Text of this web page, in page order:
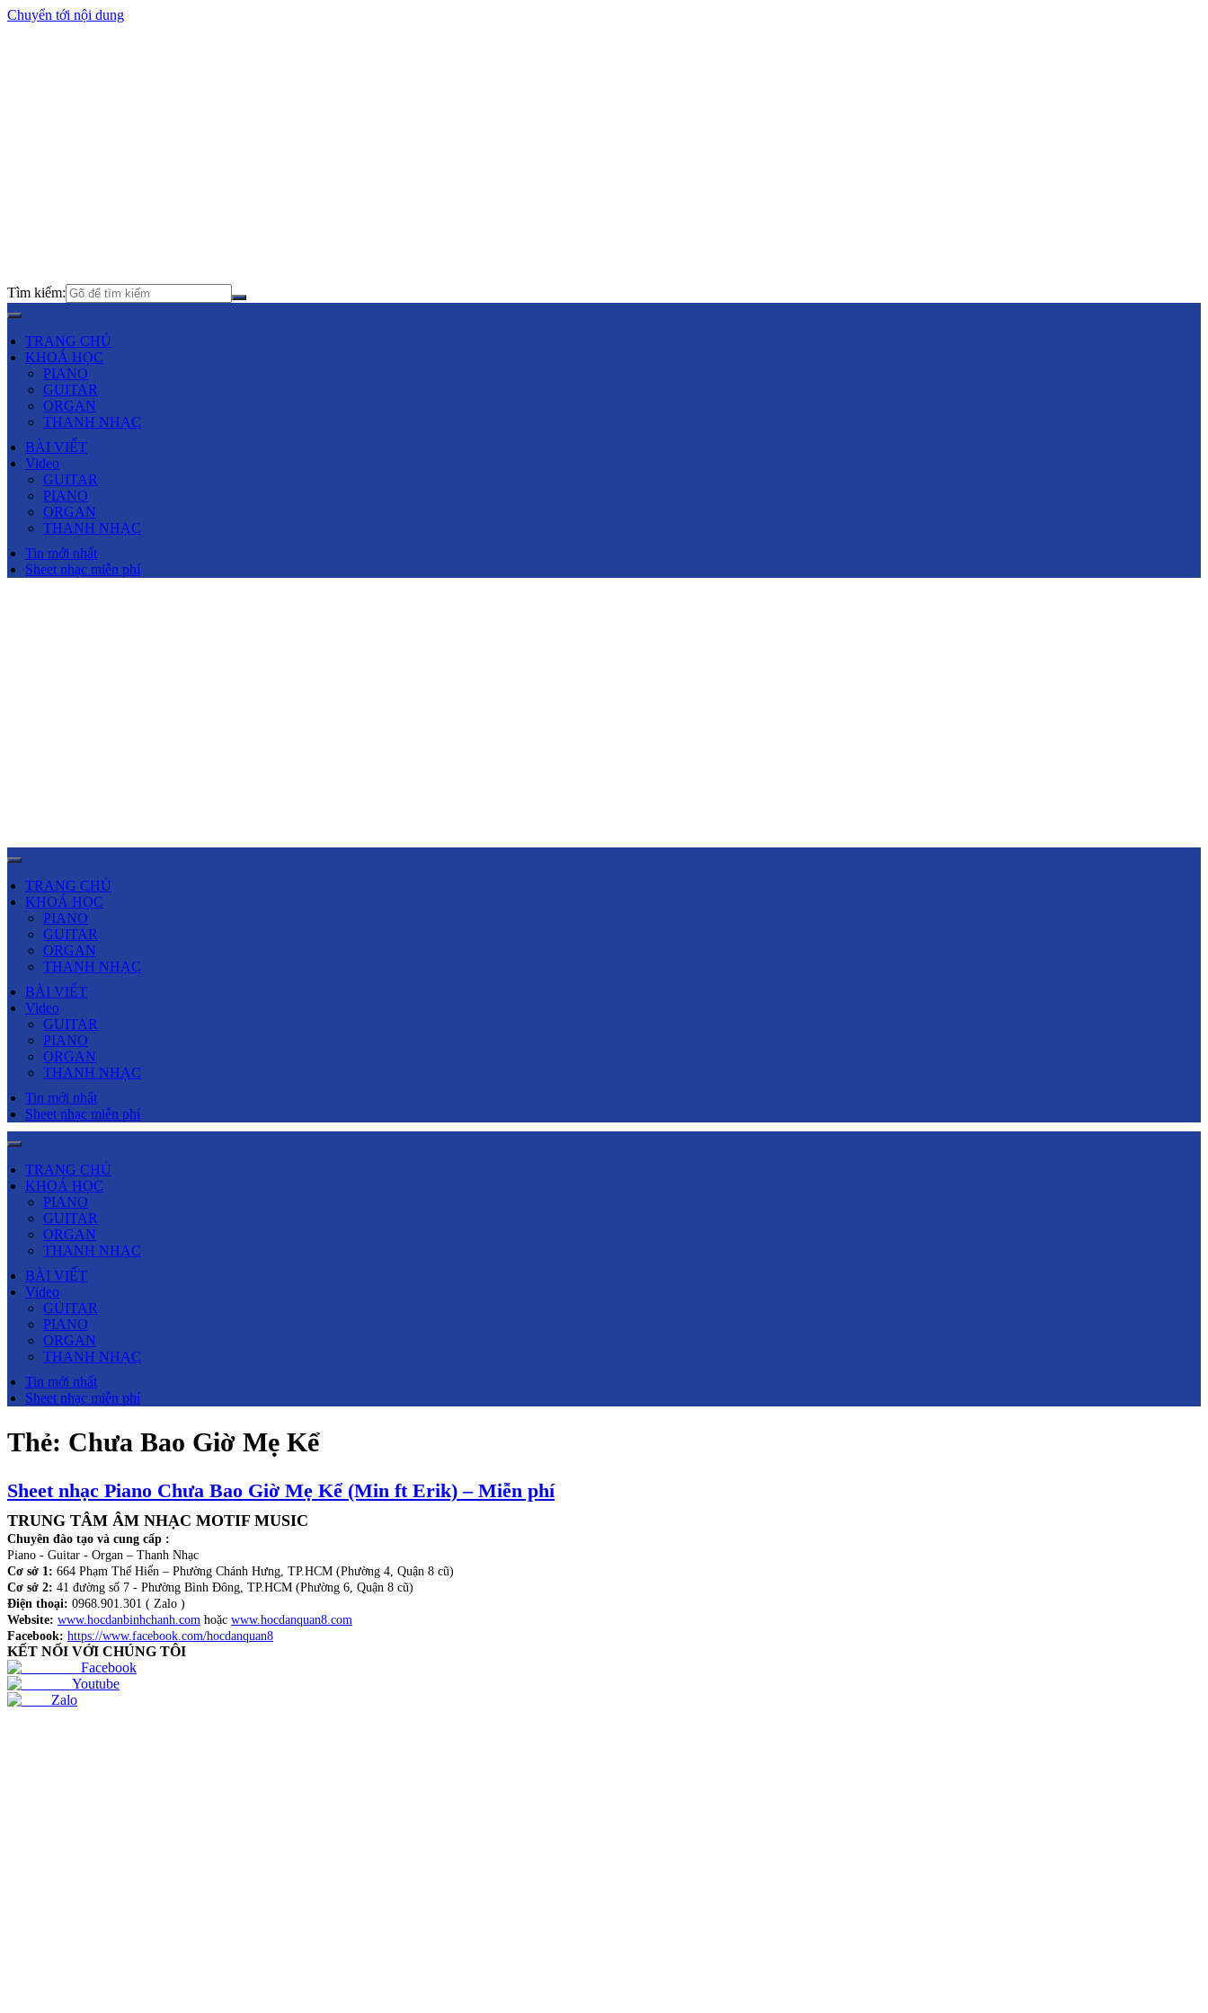
Chuyển tới nội dung
Tìm kiếm:
TRANG CHỦ
KHOÁ HỌC
PIANO
GUITAR
ORGAN
THANH NHẠC
BÀI VIẾT
Video
GUITAR
PIANO
ORGAN
THANH NHẠC
Tin mới nhất
Sheet nhạc miễn phí
TRANG CHỦ
KHOÁ HỌC
PIANO
GUITAR
ORGAN
THANH NHẠC
BÀI VIẾT
Video
GUITAR
PIANO
ORGAN
THANH NHẠC
Tin mới nhất
Sheet nhạc miễn phí
TRANG CHỦ
KHOÁ HỌC
PIANO
GUITAR
ORGAN
THANH NHẠC
BÀI VIẾT
Video
GUITAR
PIANO
ORGAN
THANH NHẠC
Tin mới nhất
Sheet nhạc miễn phí
Thẻ: Chưa Bao Giờ Mẹ Kể
Sheet nhạc Piano Chưa Bao Giờ Mẹ Kể (Min ft Erik) – Miễn phí
TRUNG TÂM ÂM NHẠC MOTIF MUSIC
Chuyên đào tạo và cung cấp :
Piano - Guitar - Organ – Thanh Nhạc
Cơ sở 1: 664 Phạm Thế Hiển – Phường Chánh Hưng, TP.HCM (Phường 4, Quận 8 cũ)
Cơ sở 2: 41 đường số 7 - Phường Bình Đông, TP.HCM (Phường 6, Quận 8 cũ)
Điện thoại: 0968.901.301 ( Zalo )
Website: www.hocdanbinhchanh.com hoặc www.hocdanquan8.com
Facebook: https://www.facebook.com/hocdanquan8
KẾT NỐI VỚI CHÚNG TÔI
Facebook
Youtube
Zalo